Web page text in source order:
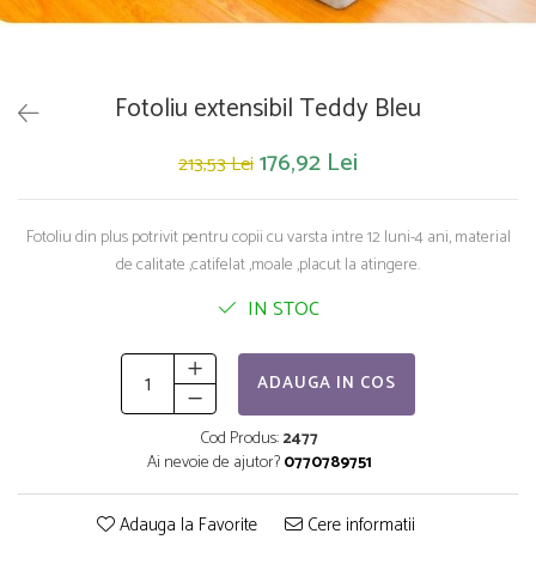
Fotoliu extensibil Teddy Bleu
213,53 Lei176,92 Lei
Fotoliu din plus potrivit pentru copii cu varsta intre 12 luni-4 ani, material
de calitate ,catifelat ,moale ,placut la atingere.
IN STOC
ADAUGA IN COS
Cod Produs:2477
Ai nevoie de ajutor?0770789751
Adauga la Favorite Cere informatii